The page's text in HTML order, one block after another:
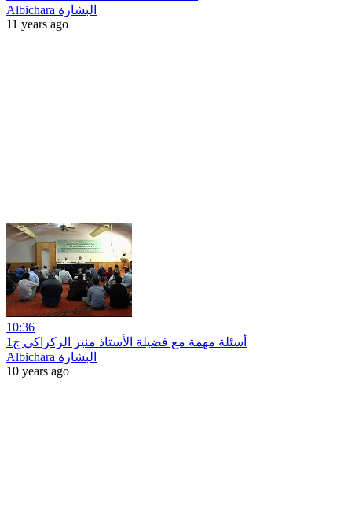
Albichara البشارة
11 years ago
10:36
أسئلة مهمة مع فضيلة الأستاذ منير الركراكي ج1
Albichara البشارة
10 years ago